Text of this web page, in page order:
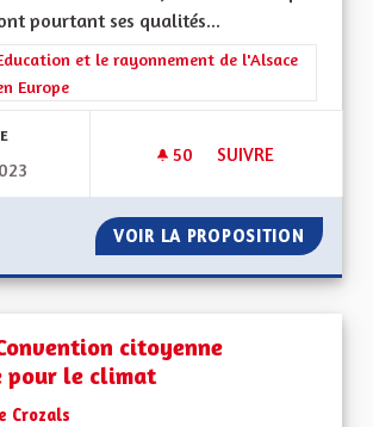
pourtant ses qualités...
de la catégorie : La Culture, l'Education et
et le rayonnement de l'Alsace
Europe
50 50 ABONNÉS
SUIVRE
VOIR LA PROPOSITION LE
citoyenne
pour le climat
Crozals